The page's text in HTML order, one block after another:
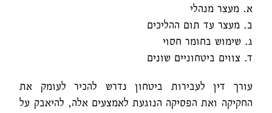
א. מעצר מנהלי
ב. מעצר עד תום ההליכים
ג. שימוש בחומר חסוי
ד. צווים ביטחוניים שונים
עורך דין לעבירות ביטחון נדרש להכיר לעומק את
החקיקה ואת הפסיקה הנוגעת לאמצעים אלה, להיאבק על